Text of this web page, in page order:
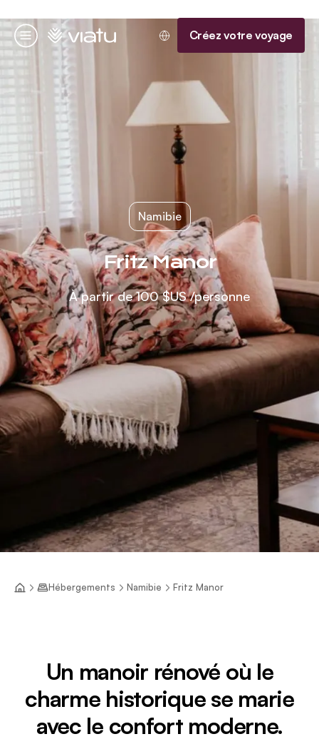
Menu
Accueil Créez votre voyage
Namibie
Fritz Manor
À partir de100 $US/personne
Hébergements Namibie Fritz Manor
Un manoir rénové où le
charme historique se marie
avec le confort moderne.